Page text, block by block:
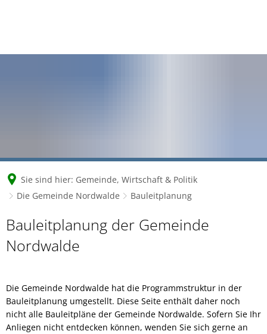
Sie sind hier: Gemeinde, Wirtschaft & Politik
Die Gemeinde Nordwalde
Bauleitplanung
Bauleitplanung
Bauleitplanung der Gemeinde
Nordwalde
Die Gemeinde Nordwalde hat die Programmstruktur in der
Bauleitplanung umgestellt. Diese Seite enthält daher noch
nicht alle Bauleitpläne der Gemeinde Nordwalde. Sofern Sie Ihr
Anliegen nicht entdecken können, wenden Sie sich gerne an